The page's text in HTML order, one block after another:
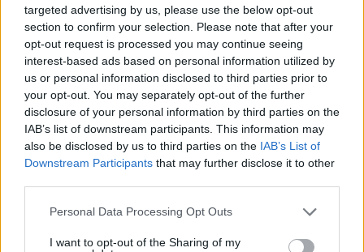
targeted advertising by us, please use the below opt-out
section to confirm your selection. Please note that after your
opt-out request is processed you may continue seeing
interest-based ads based on personal information utilized by
us or personal information disclosed to third parties prior to
your opt-out. You may separately opt-out of the further
disclosure of your personal information by third parties on the
IAB’s list of downstream participants. This information may
also be disclosed by us to third parties on the IAB’s List of
Downstream Participants that may further disclose it to other
Please note that this website/app uses one or more Google
not limited to your visit or usage behaviour. You may click to
Personal Data Processing Opt Outs
I want to opt-out of the Sharing of my
Σκέρτσος: ΠΑΣΟΚ και ΕΛΑΣ κάνουν επιλεκτική
κοπτοραπτική στατιστικών στοιχείων για να
εξυπηρετήσουν πολιτικό αφήγημα
πριν 7 λεπτά
Οι ευχές της Κωνσταντίνας Ευρυπίδου στον Φίλιππο
Μιχόπουλο για τα γενέθλιά του: Κάποιοι άνθρωποι
απλώς κάνουν τη ζωή πιο όμορφη
πριν 8 λεπτά
πριν 9 λεπτά
Ευρωπαϊκό Υγρού Στίβου: Στην 6η θέση ο Κυνηγάκης